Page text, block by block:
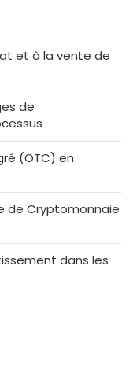
et à la vente de
de
(OTC) en
de Cryptomonnaie
dans les